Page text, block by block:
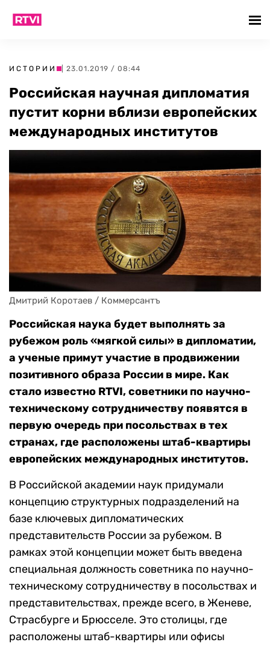
ИСТОРИИ | 23.01.2019 / 08:44
Российская научная дипломатия
пустит корни вблизи европейских
международных институтов
Дмитрий Коротаев / Коммерсантъ
Российская наука будет выполнять за
рубежом роль «мягкой силы» в дипломатии,
а ученые примут участие в продвижении
позитивного образа России в мире. Как
стало известно RTVI, советники по научно-
техническому сотрудничеству появятся в
первую очередь при посольствах в тех
странах, где расположены штаб-квартиры
европейских международных институтов.
В Российской академии наук придумали
концепцию структурных подразделений на
базе ключевых дипломатических
представительств России за рубежом. В
рамках этой концепции может быть введена
специальная должность советника по научно-
техническому сотрудничеству в посольствах и
представительствах, прежде всего, в Женеве,
Страсбурге и Брюсселе. Это столицы, где
расположены штаб-квартиры или офисы